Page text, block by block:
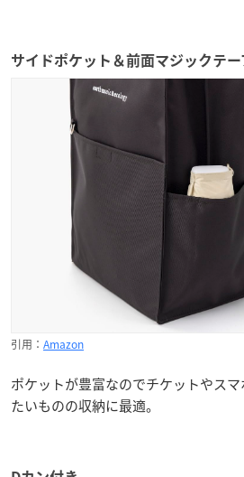
サイドポケット＆前面マジックテー
引用： Amazon
ポケットが豊富なのでチケットやス
たいものの収納に最適。